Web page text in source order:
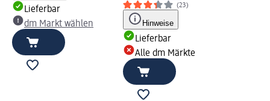
Lieferbar
dm Markt wählen
(23)
Hinweise
Lieferbar
Alle dm Märkte